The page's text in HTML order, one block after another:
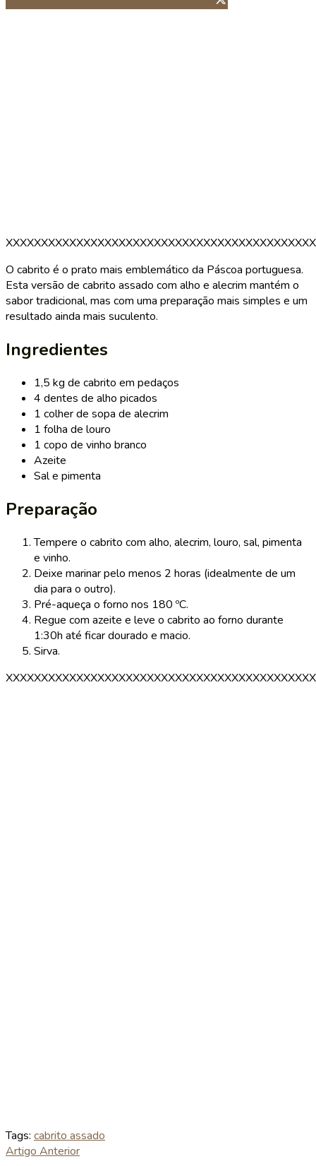
O cabrito é o prato mais emblemático da Páscoa portuguesa.
Esta versão de cabrito assado com alho e alecrim mantém o
sabor tradicional, mas com uma preparação mais simples e um
resultado ainda mais suculento.
Ingredientes
1,5 kg de cabrito em pedaços
4 dentes de alho picados
1 colher de sopa de alecrim
1 folha de louro
1 copo de vinho branco
Azeite
Sal e pimenta
Preparação
Tempere o cabrito com alho, alecrim, louro, sal, pimenta
e vinho.
Deixe marinar pelo menos 2 horas (idealmente de um
dia para o outro).
Pré-aqueça o forno nos 180 ºC.
Regue com azeite e leve o cabrito ao forno durante
1:30h até ficar dourado e macio.
Sirva.
Tags: cabrito assado
Artigo Anterior